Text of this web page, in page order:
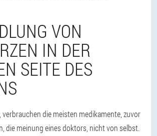
VON
IN DER
SEITE DES
die meisten medikamente, zuvor
die meinung eines doktors, nicht von selbst.